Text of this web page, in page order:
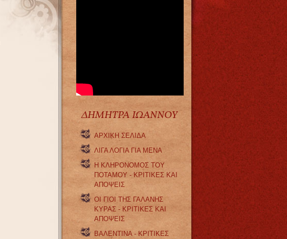
ΔΗΜΗΤΡΑ ΙΩΑΝΝΟΥ
ΑΡΧΙΚΗ ΣΕΛΙΔΑ
ΛΙΓΑ ΛΟΓΙΑ ΓΙΑ ΜΕΝΑ
Η ΚΛΗΡΟΝΟΜΟΣ ΤΟΥ
ΠΟΤΑΜΟΥ - ΚΡΙΤΙΚΕΣ ΚΑΙ
ΑΠΟΨΕΙΣ
ΟΙ ΓΙΟΙ ΤΗΣ ΓΑΛΑΝΗΣ
ΚΥΡΑΣ - ΚΡΙΤΙΚΕΣ ΚΑΙ
ΑΠΟΨΕΙΣ
ΒΑΛΕΝΤΙΝΑ - ΚΡΙΤΙΚΕΣ